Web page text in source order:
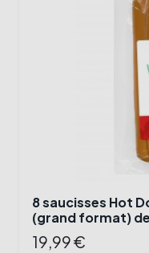
8 saucisses Hot
(grand format)
19,99 €